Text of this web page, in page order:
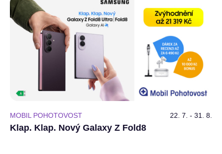
MOBIL POHOTOVOST 22. 7. - 31. 8.
Klap. Klap. Nový Galaxy Z Fold8